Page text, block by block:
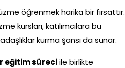
öğrenmek harika bir fırsattır.
kursları, katılımcılara bu
kurma şansı da sunar.
eğitim süreciile birlikte